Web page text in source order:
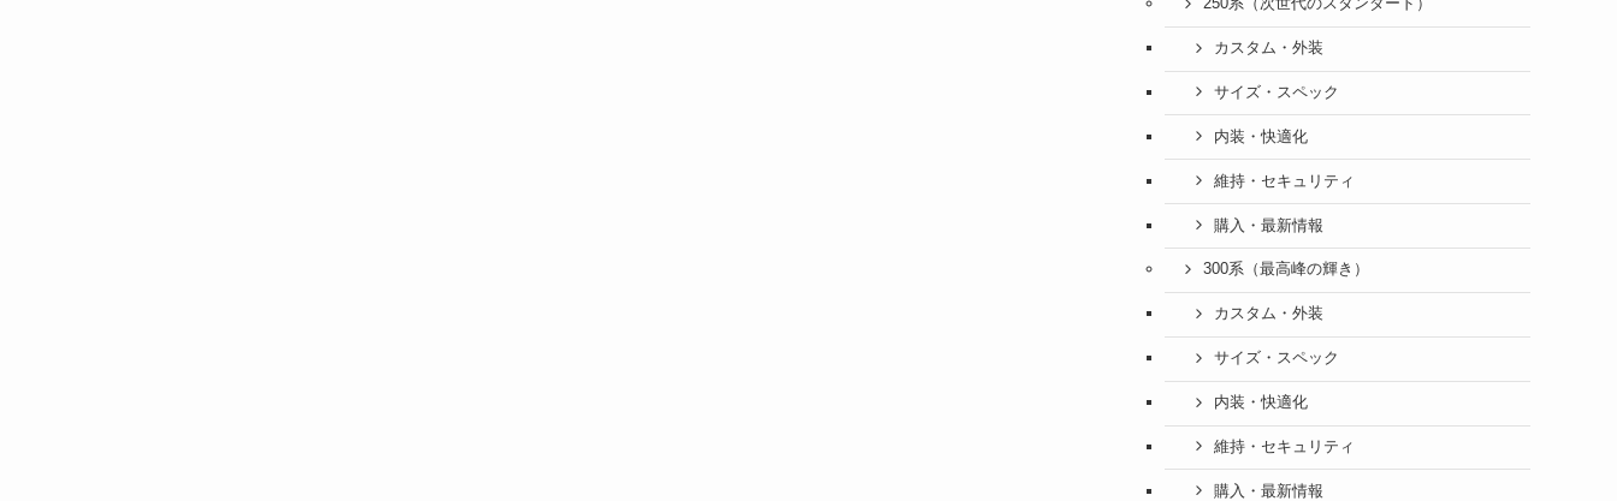
250系（次世代のスタンダード）
カスタム・外装
サイズ・スペック
内装・快適化
維持・セキュリティ
購入・最新情報
300系（最高峰の輝き）
カスタム・外装
サイズ・スペック
内装・快適化
維持・セキュリティ
購入・最新情報